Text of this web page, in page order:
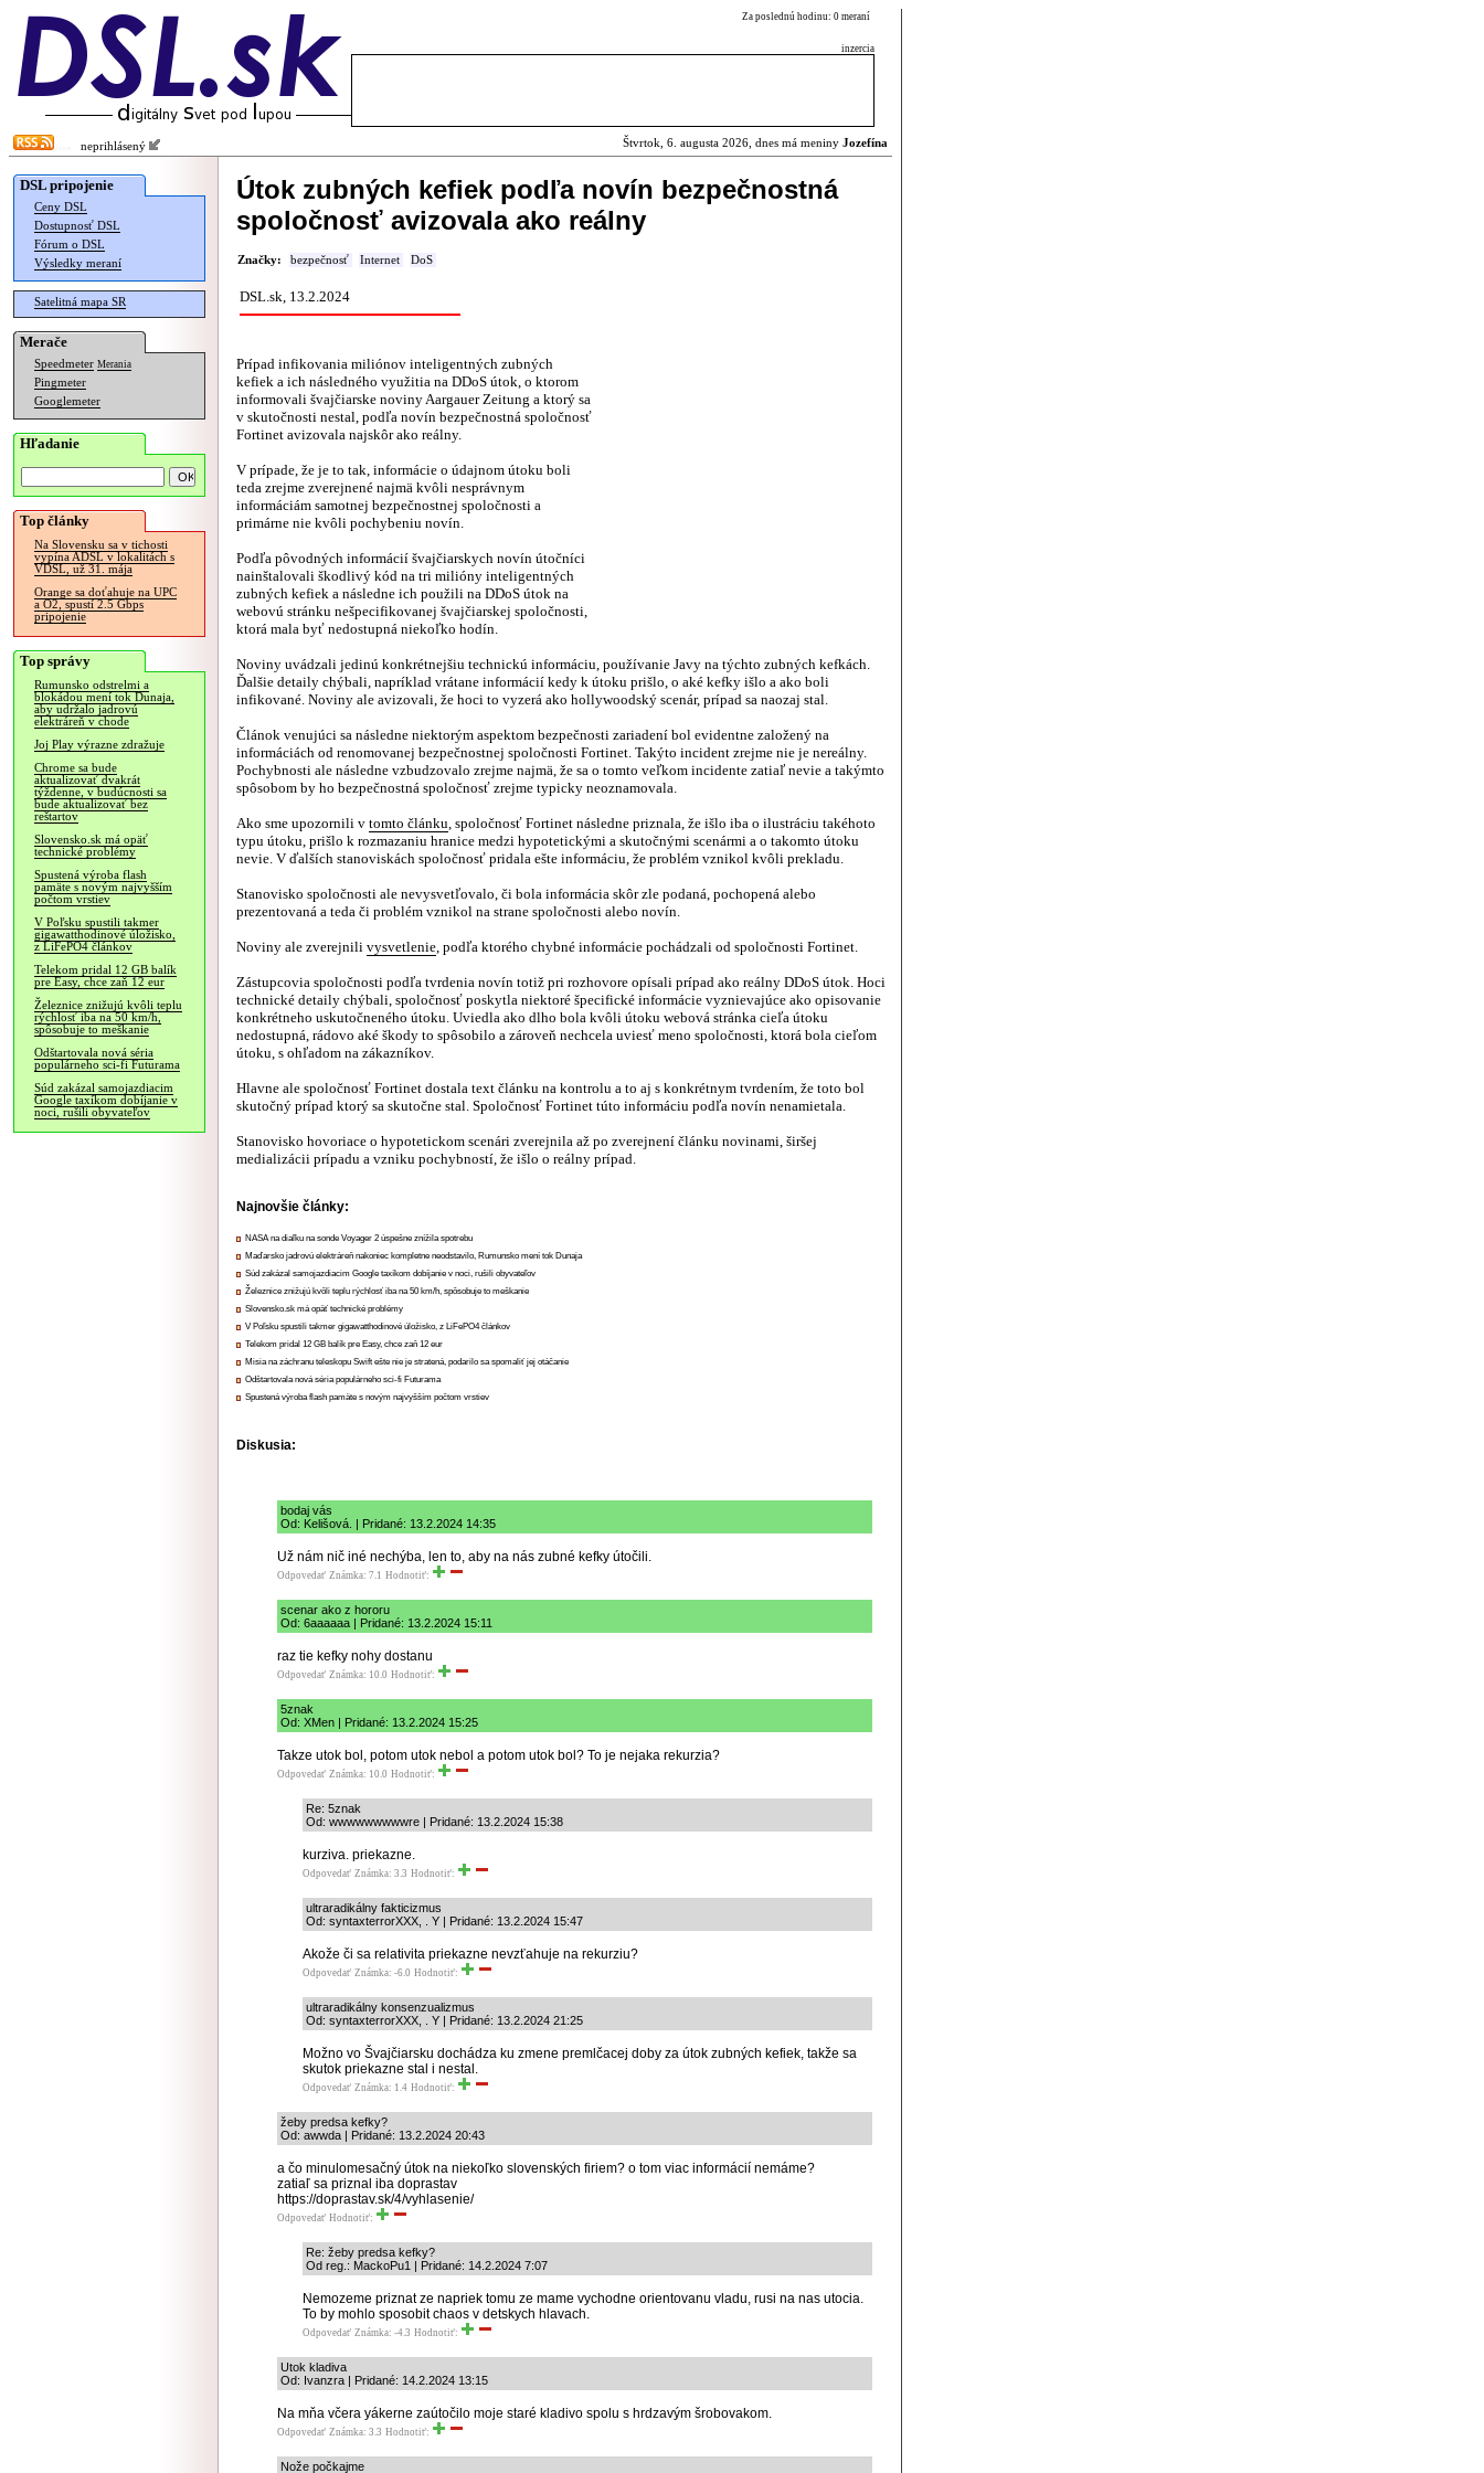
Za poslednú hodinu: 0 meraní
inzercia
neprihlásený Štvrtok, 6. augusta 2026, dnes má meniny Jozefína
DSL pripojenie
Ceny DSL
Dostupnosť DSL
Fórum o DSL
Výsledky meraní
Satelitná mapa SR
Merače
Speedmeter Merania
Pingmeter
Googlemeter
Hľadanie
Top články
Na Slovensku sa v tichosti
vypína ADSL v lokalitách s
VDSL, už 31. mája
Orange sa doťahuje na UPC
a O2, spustí 2.5 Gbps
pripojenie
Top správy
Rumunsko odstrelmi a
blokádou mení tok Dunaja,
aby udržalo jadrovú
elektráreň v chode
Joj Play výrazne zdražuje
Chrome sa bude
aktualizovať dvakrát
týždenne, v budúcnosti sa
bude aktualizovať bez
reštartov
Slovensko.sk má opäť
technické problémy
Spustená výroba flash
pamäte s novým najvyšším
počtom vrstiev
V Poľsku spustili takmer
gigawatthodinové úložisko,
z LiFePO4 článkov
Telekom pridal 12 GB balík
pre Easy, chce zaň 12 eur
Železnice znižujú kvôli teplu
rýchlosť iba na 50 km/h,
spôsobuje to meškanie
Odštartovala nová séria
populárneho sci-fi Futurama
Súd zakázal samojazdiacim
Google taxíkom dobíjanie v
noci, rušili obyvateľov
Útok zubných kefiek podľa novín bezpečnostná
spoločnosť avizovala ako reálny
Značky: bezpečnosť Internet DoS
DSL.sk, 13.2.2024
Prípad infikovania miliónov inteligentných zubných
kefiek a ich následného využitia na DDoS útok, o ktorom
informovali švajčiarske noviny Aargauer Zeitung a ktorý sa
v skutočnosti nestal, podľa novín bezpečnostná spoločnosť
Fortinet avizovala najskôr ako reálny.
V prípade, že je to tak, informácie o údajnom útoku boli
teda zrejme zverejnené najmä kvôli nesprávnym
informáciám samotnej bezpečnostnej spoločnosti a
primárne nie kvôli pochybeniu novín.
Podľa pôvodných informácií švajčiarskych novín útočníci
nainštalovali škodlivý kód na tri milióny inteligentných
zubných kefiek a následne ich použili na DDoS útok na
webovú stránku nešpecifikovanej švajčiarskej spoločnosti,
ktorá mala byť nedostupná niekoľko hodín.
Noviny uvádzali jedinú konkrétnejšiu technickú informáciu, používanie Javy na týchto zubných kefkách.
Ďalšie detaily chýbali, napríklad vrátane informácií kedy k útoku prišlo, o aké kefky išlo a ako boli
infikované. Noviny ale avizovali, že hoci to vyzerá ako hollywoodský scenár, prípad sa naozaj stal.
Článok venujúci sa následne niektorým aspektom bezpečnosti zariadení bol evidentne založený na
informáciách od renomovanej bezpečnostnej spoločnosti Fortinet. Takýto incident zrejme nie je nereálny.
Pochybnosti ale následne vzbudzovalo zrejme najmä, že sa o tomto veľkom incidente zatiaľ nevie a takýmto
spôsobom by ho bezpečnostná spoločnosť zrejme typicky neoznamovala.
Ako sme upozornili v tomto článku, spoločnosť Fortinet následne priznala, že išlo iba o ilustráciu takéhoto
typu útoku, prišlo k rozmazaniu hranice medzi hypotetickými a skutočnými scenármi a o takomto útoku
nevie. V ďalších stanoviskách spoločnosť pridala ešte informáciu, že problém vznikol kvôli prekladu.
Stanovisko spoločnosti ale nevysvetľovalo, či bola informácia skôr zle podaná, pochopená alebo
prezentovaná a teda či problém vznikol na strane spoločnosti alebo novín.
Noviny ale zverejnili vysvetlenie, podľa ktorého chybné informácie pochádzali od spoločnosti Fortinet.
Zástupcovia spoločnosti podľa tvrdenia novín totiž pri rozhovore opísali prípad ako reálny DDoS útok. Hoci
technické detaily chýbali, spoločnosť poskytla niektoré špecifické informácie vyznievajúce ako opisovanie
konkrétneho uskutočneného útoku. Uviedla ako dlho bola kvôli útoku webová stránka cieľa útoku
nedostupná, rádovo aké škody to spôsobilo a zároveň nechcela uviesť meno spoločnosti, ktorá bola cieľom
útoku, s ohľadom na zákazníkov.
Hlavne ale spoločnosť Fortinet dostala text článku na kontrolu a to aj s konkrétnym tvrdením, že toto bol
skutočný prípad ktorý sa skutočne stal. Spoločnosť Fortinet túto informáciu podľa novín nenamietala.
Stanovisko hovoriace o hypotetickom scenári zverejnila až po zverejnení článku novinami, širšej
medializácii prípadu a vzniku pochybností, že išlo o reálny prípad.
Najnovšie články:
NASA na diaľku na sonde Voyager 2 úspešne znížila spotrebu
Maďarsko jadrovú elektráreň nakoniec kompletne neodstavilo, Rumunsko mení tok Dunaja
Súd zakázal samojazdiacim Google taxíkom dobíjanie v noci, rušili obyvateľov
Železnice znižujú kvôli teplu rýchlosť iba na 50 km/h, spôsobuje to meškanie
Slovensko.sk má opäť technické problémy
V Poľsku spustili takmer gigawatthodinové úložisko, z LiFePO4 článkov
Telekom pridal 12 GB balík pre Easy, chce zaň 12 eur
Misia na záchranu teleskopu Swift ešte nie je stratená, podarilo sa spomaliť jej otáčanie
Odštartovala nová séria populárneho sci-fi Futurama
Spustená výroba flash pamäte s novým najvyšším počtom vrstiev
Diskusia:
bodaj vás
Od: Kelišová. | Pridané: 13.2.2024 14:35
Už nám nič iné nechýba, len to, aby na nás zubné kefky útočili.
Odpovedať Známka: 7.1 Hodnotiť:
scenar ako z hororu
Od: 6aaaaaa | Pridané: 13.2.2024 15:11
raz tie kefky nohy dostanu
Odpovedať Známka: 10.0 Hodnotiť:
5znak
Od: XMen | Pridané: 13.2.2024 15:25
Takze utok bol, potom utok nebol a potom utok bol? To je nejaka rekurzia?
Odpovedať Známka: 10.0 Hodnotiť:
Re: 5znak
Od: wwwwwwwwwre | Pridané: 13.2.2024 15:38
kurziva. priekazne.
Odpovedať Známka: 3.3 Hodnotiť:
ultraradikálny fakticizmus
Od: syntaxterrorXXX, . Y | Pridané: 13.2.2024 15:47
Akože či sa relativita priekazne nevzťahuje na rekurziu?
Odpovedať Známka: -6.0 Hodnotiť:
ultraradikálny konsenzualizmus
Od: syntaxterrorXXX, . Y | Pridané: 13.2.2024 21:25
Možno vo Švajčiarsku dochádza ku zmene premlčacej doby za útok zubných kefiek, takže sa
skutok priekazne stal i nestal.
Odpovedať Známka: 1.4 Hodnotiť:
žeby predsa kefky?
Od: awwda | Pridané: 13.2.2024 20:43
a čo minulomesačný útok na niekoľko slovenských firiem? o tom viac informácií nemáme?
zatiaľ sa priznal iba doprastav
https://doprastav.sk/4/vyhlasenie/
Odpovedať Hodnotiť:
Re: žeby predsa kefky?
Od reg.: MackoPu1 | Pridané: 14.2.2024 7:07
Nemozeme priznat ze napriek tomu ze mame vychodne orientovanu vladu, rusi na nas utocia.
To by mohlo sposobit chaos v detskych hlavach.
Odpovedať Známka: -4.3 Hodnotiť:
Utok kladiva
Od: Ivanzra | Pridané: 14.2.2024 13:15
Na mňa včera yákerne zaútočilo moje staré kladivo spolu s hrdzavým šrobovakom.
Odpovedať Známka: 3.3 Hodnotiť:
Nože počkajme